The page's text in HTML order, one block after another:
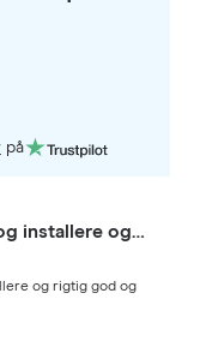
på
installere og…
og rigtig god og